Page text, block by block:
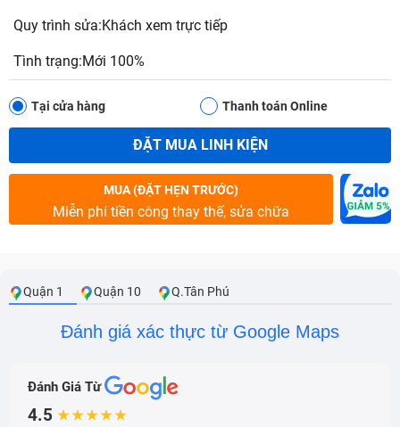
Quy trình sửa:Khách xem trực tiếp
Tình trạng:Mới 100%
Tại cửa hàng Thanh toán Online
ĐẶT MUA LINH KIỆN
MUA (ĐẶT HẸN TRƯỚC)
Miễn phí tiền công thay thế, sửa chữa
Quận 1 Quận 10 Q.Tân Phú
Đánh giá xác thực từ Google Maps
Đánh Giá Từ
4.5 ★★★★★